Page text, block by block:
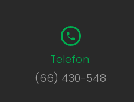
Telefon:
(66) 430-548